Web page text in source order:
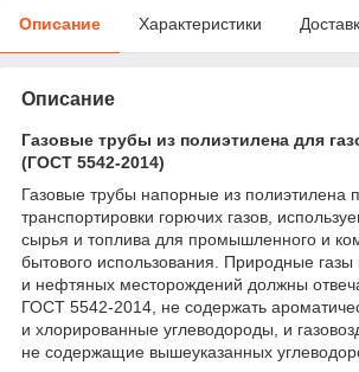
Описание Характеристики
Описание
Газовые трубы из полиэтилена для
(ГОСТ 5542-2014)
Газовые трубы напорные из полиэтилена
транспортировки горючих газов,
сырья и топлива для промышленного и
бытового использования. Природные газы
и нефтяных месторождений должны
ГОСТ 5542-2014, не содержать
и хлорированные углеводороды, и
не содержащие вышеуказанных